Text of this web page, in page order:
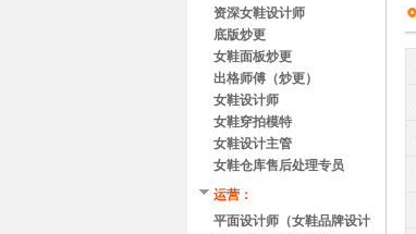
资深女鞋设计师
底版炒更
女鞋面板炒更
出格师傅（炒更）
女鞋设计师
女鞋穿拍模特
女鞋设计主管
女鞋仓库售后处理专员
运营：
平面设计师（女鞋品牌设计